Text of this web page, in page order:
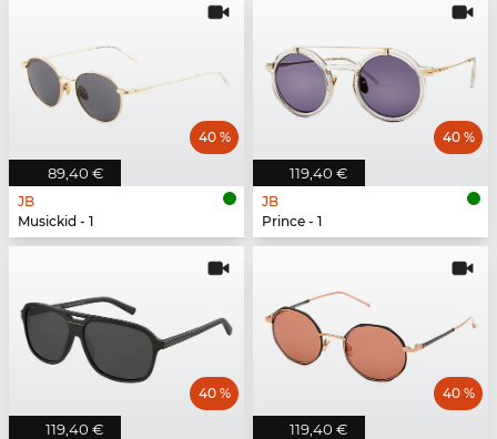
89,40 €
40 %
JB
Musickid - 1
119,40 €
40 %
JB
Prince - 1
119,40 €
40 %
119,40 €
40 %